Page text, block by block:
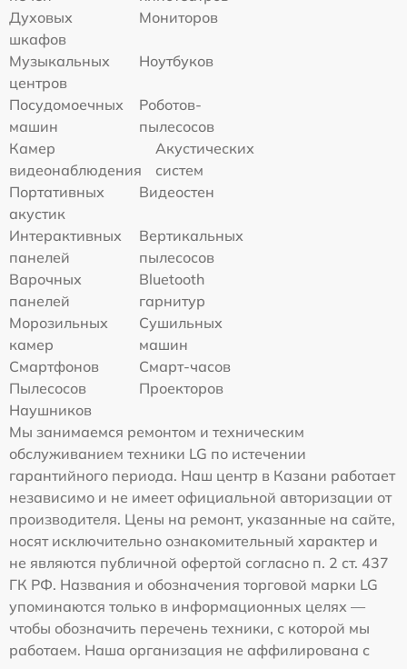
Духовых
шкафов
Мониторов
Музыкальных
центров
Ноутбуков
Посудомоечных
машин
Роботов-
пылесосов
Камер
видеонаблюдения
Акустических
систем
Портативных
акустик
Видеостен
Интерактивных
панелей
Вертикальных
пылесосов
Варочных
панелей
Bluetooth
гарнитур
Морозильных
камер
Сушильных
машин
Смартфонов
Смарт-часов
Пылесосов
Проекторов
Наушников
Мы занимаемся ремонтом и техническим
обслуживанием техники LG по истечении
гарантийного периода. Наш центр в Казани работает
независимо и не имеет официальной авторизации от
производителя. Цены на ремонт, указанные на сайте,
носят исключительно ознакомительный характер и
не являются публичной офертой согласно п. 2 ст. 437
ГК РФ. Названия и обозначения торговой марки LG
упоминаются только в информационных целях —
чтобы обозначить перечень техники, с которой мы
работаем. Наша организация не аффилирована с